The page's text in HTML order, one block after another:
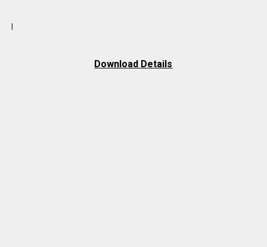
Download Details